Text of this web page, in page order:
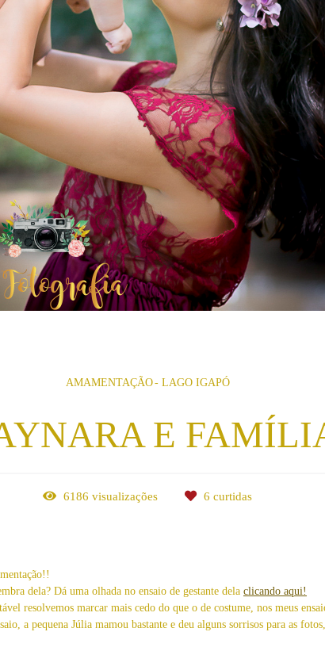
AMAMENTAÇÃO LAGO IGAPÓ
E
6186 visualizações 6 curtidas
dela? Dá uma olhada no ensaio de gestante dela clicando aqui!
resolvemos marcar mais cedo do que o de costume, nos meus
a pequena Júlia mamou bastante e deu alguns sorrisos para as